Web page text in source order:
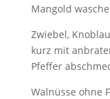
Mangold
Zwiebel,
kurz mit
Pfeffer
Walnüsse ohne